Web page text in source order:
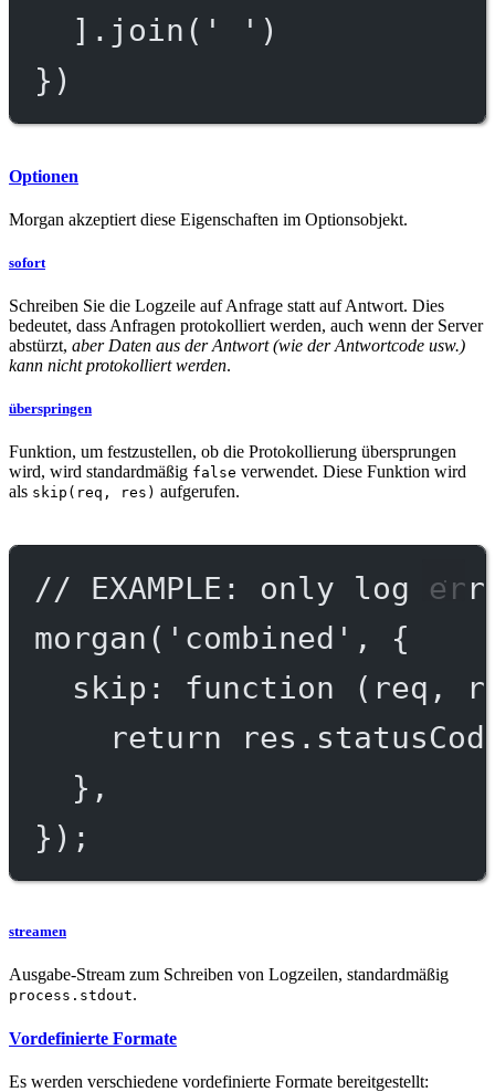
]. join ( ' ' )
})
Optionen
Morgan akzeptiert diese Eigenschaften im Optionsobjekt.
sofort
Schreiben Sie die Logzeile auf Anfrage statt auf Antwort. Dies
bedeutet, dass Anfragen protokolliert werden, auch wenn der Server
abstürzt, aber Daten aus der Antwort (wie der Antwortcode usw.)
kann nicht protokolliert werden.
überspringen
Funktion, um festzustellen, ob die Protokollierung übersprungen
wird, wird standardmäßig false verwendet. Diese Funktion wird
als skip(req, res) aufgerufen.
// EXAMPLE: only log
morgan ( 'combined' , {
skip : function ( req ,
return
},
});
streamen
Ausgabe-Stream zum Schreiben von Logzeilen, standardmäßig
process.stdout.
Vordefinierte Formate
Es werden verschiedene vordefinierte Formate bereitgestellt: